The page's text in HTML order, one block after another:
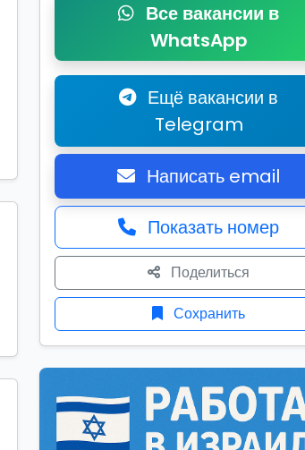
Все вакансии в
WhatsApp
Ещё вакансии в
Telegram
Написать email
Показать номер
Поделиться
Сохранить